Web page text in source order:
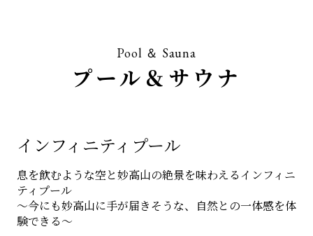
Pool ＆ Sauna
プール＆サウナ
インフィニティプール
息を飲むような空と妙高山の絶景を味わえるインフィニ
ティプール
～今にも妙高山に手が届きそうな、自然との一体感を体
験できる～